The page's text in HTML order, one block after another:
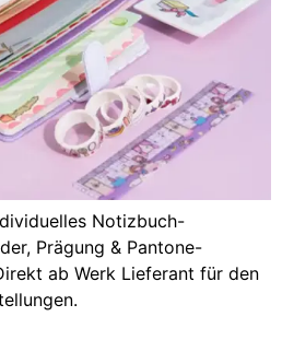
Notizbuch-
Prägung & Pantone-
ab Werk Lieferant für den